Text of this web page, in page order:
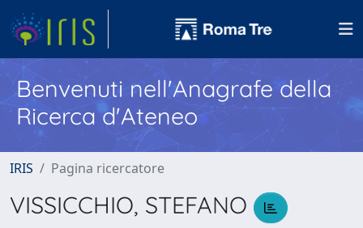
Benvenuti nell'Anagrafe della
Ricerca d'Ateneo
IRIS Pagina ricercatore
VISSICCHIO, STEFANO